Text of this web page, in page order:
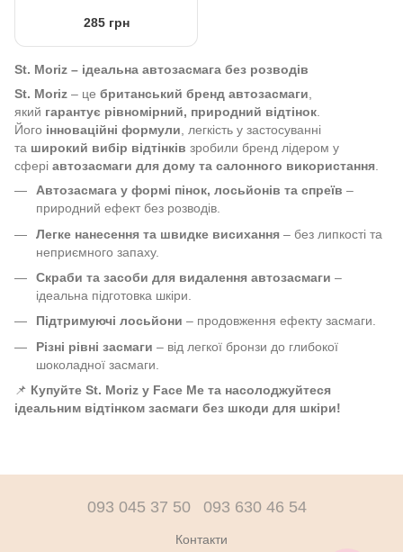
285 грн
St. Moriz – ідеальна автозасмага без розводів
St. Moriz – це британський бренд автозасмаги
який гарантує рівномірний, природний відтінок
Його інноваційні формули , легкість у застосуванні
та широкий вибір відтінків зробили бренд лідером у
сфері автозасмаги для дому та салонного використання
Автозасмага у формі пінок, лосьйонів та спреїв –
природний ефект без розводів.
Легке нанесення та швидке висихання – без липкості та
неприємного запаху.
Скраби та засоби для видалення автозасмаги –
ідеальна підготовка шкіри.
Підтримуючі лосьйони – продовження ефекту засмаги.
Різні рівні засмаги – від легкої бронзи до глибокої
шоколадної засмаги.
📌 Купуйте St. Moriz у Face Me та насолоджуйтеся
ідеальним відтінком засмаги без шкоди для шкіри!
093 045 37 50 093 630 46 54
Контакти